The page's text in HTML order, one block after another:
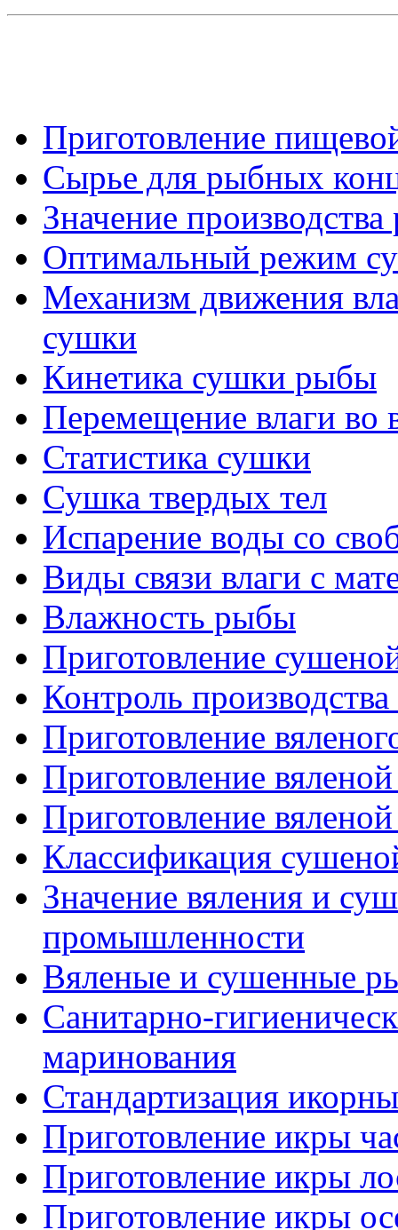
Приготовление
Сырье для рыбных
Значение
Оптимальный режим
Механизм движения
сушки
Кинетика сушки рыбы
Перемещение влаги во
Статистика сушки
Сушка твердых тел
Испарение воды со
Виды связи влаги с
Влажность рыбы
Приготовление
Контроль
Приготовление
Приготовление
Приготовление
Классификация
Значение вяления и
промышленности
Вяленые и сушенные
Санитарно-
маринования
Стандартизация
Приготовление икры
Приготовление икры
Приготовление икры